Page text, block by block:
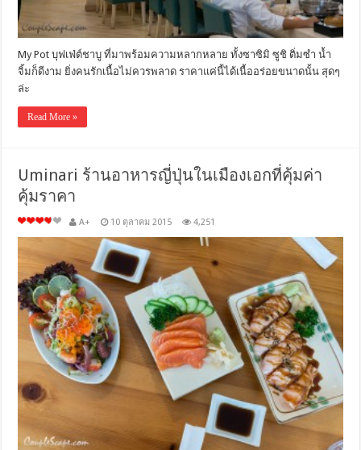
My Pot บุฟเฟ่ต์ชาบู ที่มาพร้อมความหลากหลาย ทั้งซาซิมิ ซูชิ ติ่มซำ น้ำ
จิ้มก็ดีงาม ยิ่งคนรักเนื้อไม่ควรพลาด ราคาแค่นี้ได้เนื้ออร่อยขนาดนั้น สุดๆ
ล่ะ
Read More »
Uminari ร้านอาหารญี่ปุ่นในเมืองเอกที่คุ้มค่า
คุ้มราคา
A+ 10 ตุลาคม 2015 4,251